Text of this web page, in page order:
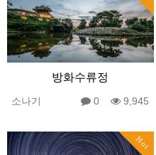
방화수류정
소나기 0 9,945
Hot